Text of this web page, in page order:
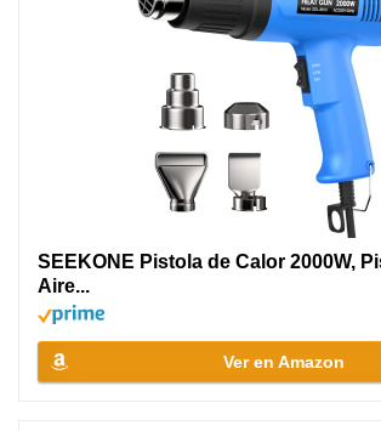
SEEKONE Pistola de Calor 2000W,
Aire...
Ver en Amazon